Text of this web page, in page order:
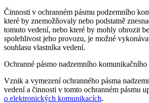
Činnosti v ochranném pásmu podzemního
které by znemožňovaly nebo podstatně
tomuto vedení, nebo které by mohly ohrozit
spolehlivost jeho provozu, je možné
souhlasu vlastníka vedení.
Ochranné pásmo nadzemního komunikačního
Vznik a vymezení ochranného pásma
vedení a činnosti v tomto ochranném pásmu
o elektronických komunikacích.